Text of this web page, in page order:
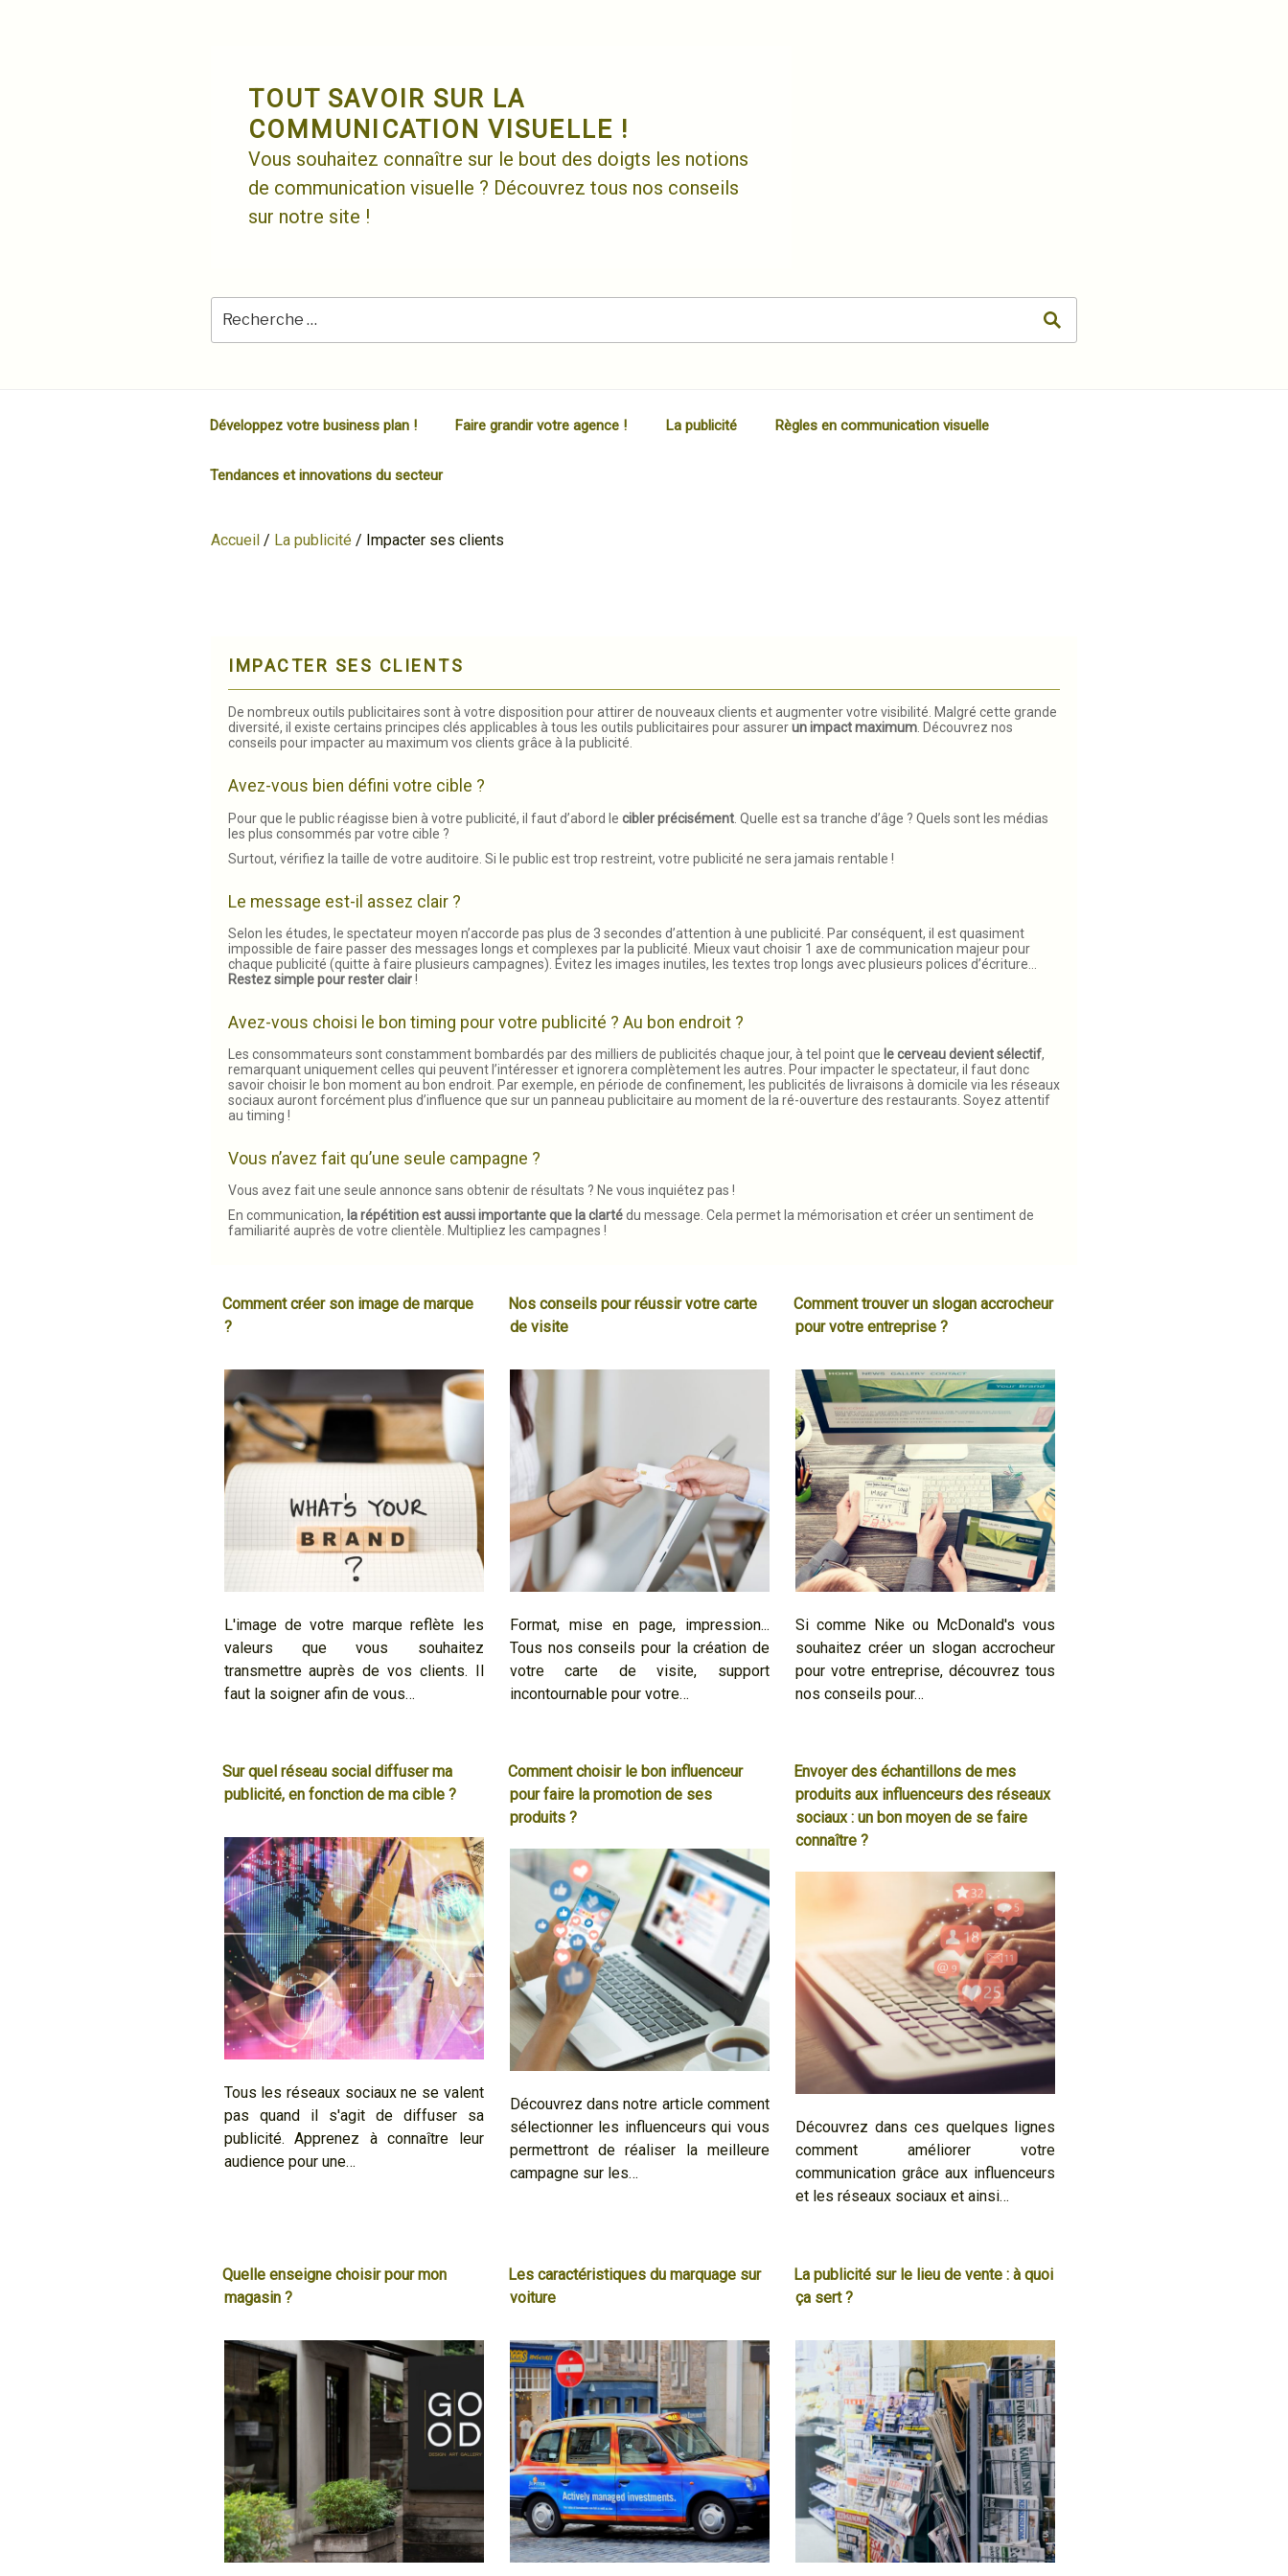
TOUT SAVOIR SUR LA
COMMUNICATION VISUELLE !
Vous souhaitez connaître sur le bout des doigts les notions
de communication visuelle ? Découvrez tous nos conseils
sur notre site !
Développez votre business plan ! Faire grandir votre agence ! La publicité Règles en communication visuelle
Tendances et innovations du secteur
Accueil / La publicité / Impacter ses clients
IMPACTER SES CLIENTS
De nombreux outils publicitaires sont à votre disposition pour attirer de nouveaux clients et augmenter votre visibilité. Malgré cette grande
diversité, il existe certains principes clés applicables à tous les outils publicitaires pour assurerun impact maximum. Découvrez nos
conseils pour impacter au maximum vos clients grâce à la publicité.
Avez-vous bien défini votre cible ?
Pour que le public réagisse bien à votre publicité, il faut d’abord le cibler précisément . Quelle est sa tranche d’âge ? Quels sont les médias
les plus consommés par votre cible ?
Surtout, vérifiez la taille de votre auditoire. Si le public est trop restreint, votre publicité ne sera jamais rentable !
Le message est-il assez clair ?
Selon les études, le spectateur moyen n’accorde pas plus de 3 secondes d’attention à une publicité. Par conséquent, il est quasiment
impossible de faire passer des messages longs et complexes par la publicité. Mieux vaut choisir 1 axe de communication majeur pour
chaque publicité (quitte à faire plusieurs campagnes). Évitez les images inutiles, les textes trop longs avec plusieurs polices d’écriture…
Restez simple pour rester clair!
Avez-vous choisi le bon timing pour votre publicité ? Au bon endroit ?
Les consommateurs sont constamment bombardés par des milliers de publicités chaque jour, à tel point que le cerveau devient sélectif,
remarquant uniquement celles qui peuvent l’intéresser et ignorera complètement les autres. Pour impacter le spectateur, il faut donc
savoir choisir le bon moment au bon endroit. Par exemple, en période de confinement, les publicités de livraisons à domicile via les réseaux
sociaux auront forcément plus d’influence que sur un panneau publicitaire au moment de la ré-ouverture des restaurants. Soyez attentif
au timing !
Vous n’avez fait qu’une seule campagne ?
Vous avez fait une seule annonce sans obtenir de résultats ? Ne vous inquiétez pas !
En communication, la répétition est aussi importante que la clartédu message. Cela permet la mémorisation et créer un sentiment de
familiarité auprès de votre clientèle. Multipliez les campagnes !
Comment créer son image de marque
?
L'image de votre marque reflète les
valeurs que vous souhaitez
transmettre auprès de vos clients. Il
faut la soigner afin de vous…
Nos conseils pour réussir votre carte
de visite
Format, mise en page, impression...
Tous nos conseils pour la création de
votre carte de visite, support
incontournable pour votre…
Comment trouver un slogan accrocheur
pour votre entreprise ?
Si comme Nike ou McDonald's vous
souhaitez créer un slogan accrocheur
pour votre entreprise, découvrez tous
nos conseils pour…
Sur quel réseau social diffuser ma
publicité, en fonction de ma cible ?
Tous les réseaux sociaux ne se valent
pas quand il s'agit de diffuser sa
publicité. Apprenez à connaître leur
audience pour une…
Comment choisir le bon influenceur
pour faire la promotion de ses
produits ?
Découvrez dans notre article comment
sélectionner les influenceurs qui vous
permettront de réaliser la meilleure
campagne sur les…
Envoyer des échantillons de mes
produits aux influenceurs des réseaux
sociaux : un bon moyen de se faire
connaître ?
Découvrez dans ces quelques lignes
comment améliorer votre
communication grâce aux influenceurs
et les réseaux sociaux et ainsi…
Quelle enseigne choisir pour mon
magasin ?
Les caractéristiques du marquage sur
voiture
La publicité sur le lieu de vente : à quoi
ça sert ?